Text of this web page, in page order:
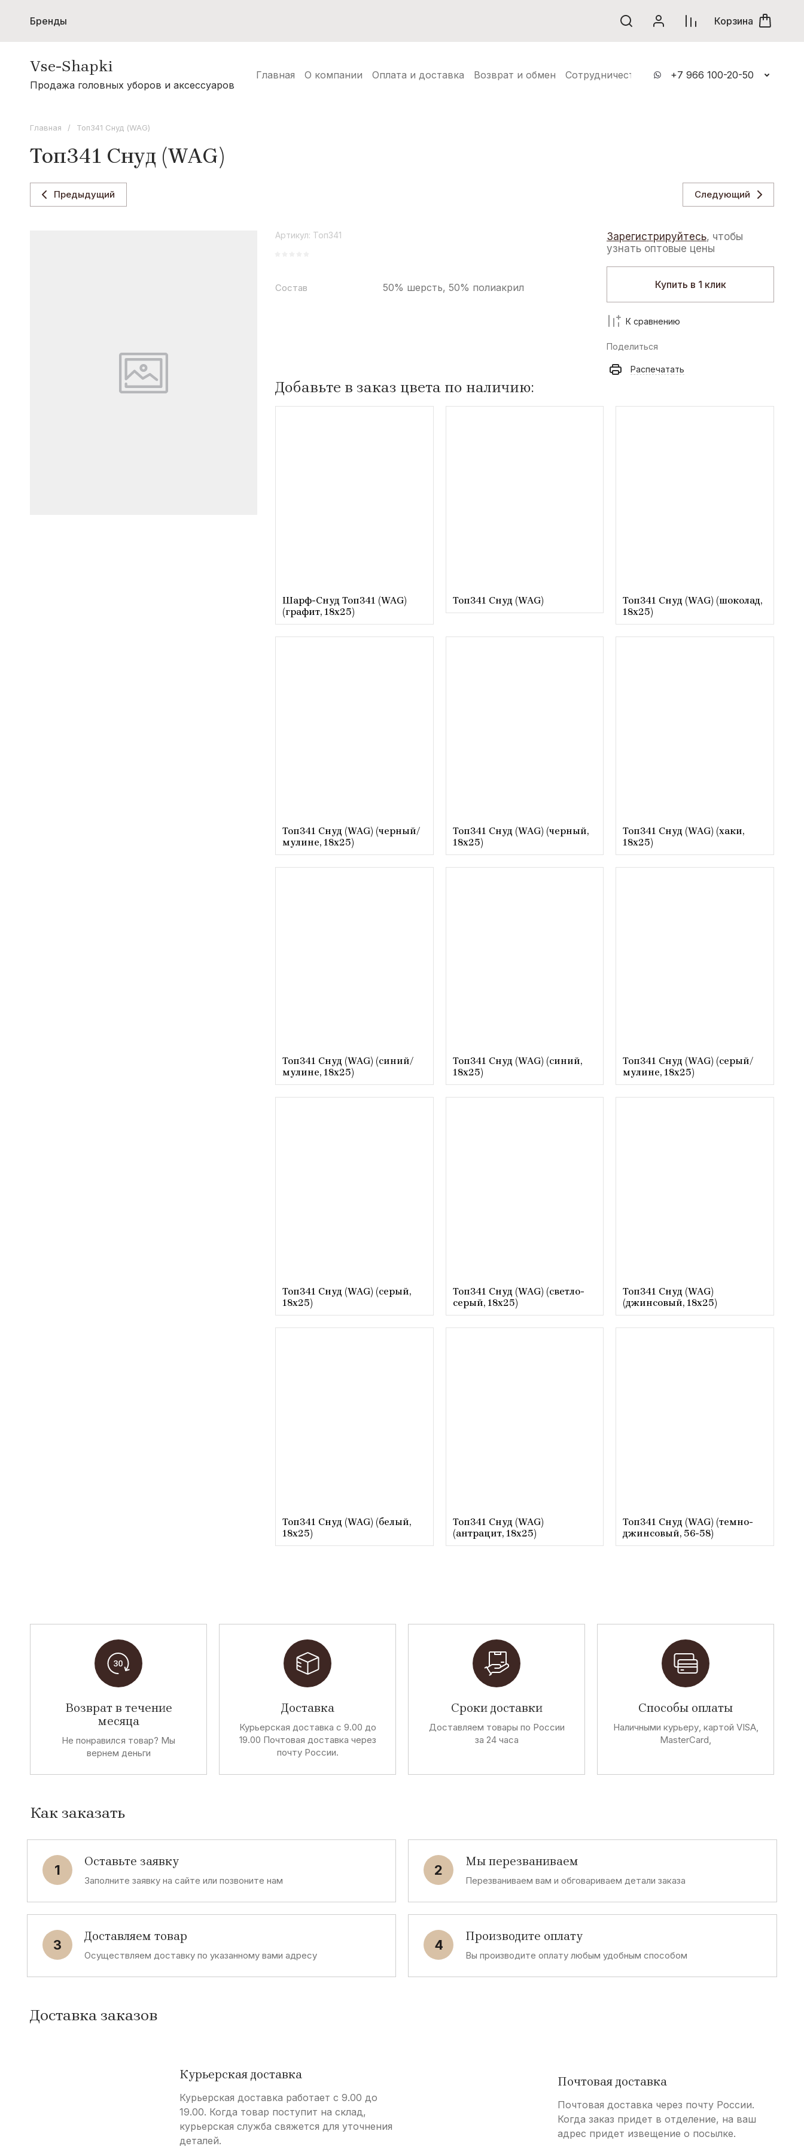
Бренды
А - Я
Коллекция Noryalli
Коллекция Dispacci
Коллекция Wag Concept
Акции
Корзина
Vse-Shapki
Продажа головных уборов и аксессуаров
Главная О компании Оплата и доставка Возврат и обмен Сотрудничество Контакты
+7 966 100-20-50
Главная / Топ341 Снуд (WAG)
Топ341 Снуд (WAG)
Предыдущий Следующий
Артикул: Топ341
Состав 50% шерсть, 50% полиакрил
Зарегистрируйтесь, чтобы
узнать оптовые цены
Купить в 1 клик
К сравнению
Поделиться
Распечатать
Добавьте в заказ цвета по наличию:
Шарф-Снуд Топ341 (WAG)
(графит, 18х25)
Топ341 Снуд (WAG)
Топ341 Снуд (WAG) (шоколад,
18х25)
Топ341 Снуд (WAG) (черный/
мулине, 18х25)
Топ341 Снуд (WAG) (черный,
18х25)
Топ341 Снуд (WAG) (хаки,
18х25)
Топ341 Снуд (WAG) (синий/
мулине, 18х25)
Топ341 Снуд (WAG) (синий,
18х25)
Топ341 Снуд (WAG) (серый/
мулине, 18х25)
Топ341 Снуд (WAG) (серый,
18х25)
Топ341 Снуд (WAG) (светло-
серый, 18х25)
Топ341 Снуд (WAG)
(джинсовый, 18х25)
Топ341 Снуд (WAG) (белый,
18х25)
Топ341 Снуд (WAG)
(антрацит, 18х25)
Топ341 Снуд (WAG) (темно-
джинсовый, 56-58)
Возврат в течение
месяца
Не понравился товар? Мы
вернем деньги
Доставка
Курьерская доставка с 9.00 до
19.00 Почтовая доставка через
почту России.
Сроки доставки
Доставляем товары по России
за 24 часа
Способы оплаты
Наличными курьеру, картой VISA,
MasterCard,
Как заказать
1
Оставьте заявку
Заполните заявку на сайте или позвоните нам
2
Мы перезваниваем
Перезваниваем вам и обговариваем детали заказа
3
Доставляем товар
Осуществляем доставку по указанному вами адресу
4
Производите оплату
Вы производите оплату любым удобным способом
Доставка заказов
Курьерская доставка
Курьерская доставка работает с 9.00 до
19.00. Когда товар поступит на склад,
курьерская служба свяжется для уточнения
деталей.
Почтовая доставка
Почтовая доставка через почту России.
Когда заказ придет в отделение, на ваш
адрес придет извещение о посылке.